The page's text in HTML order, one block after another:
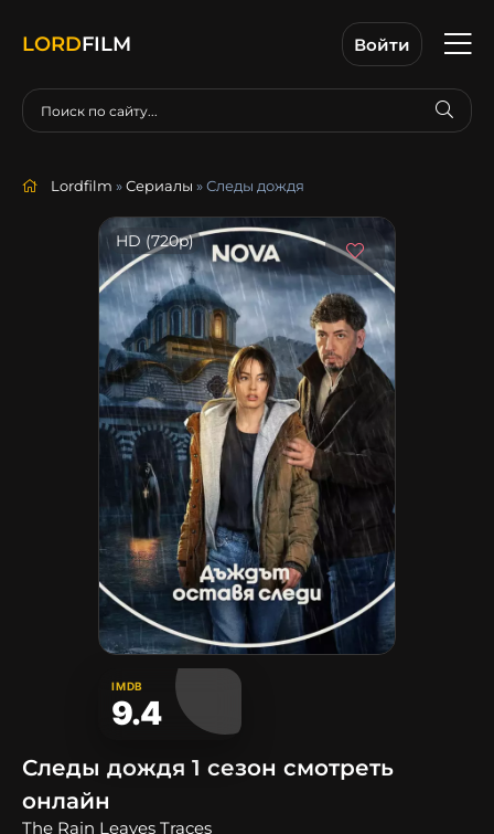
LORDFILM Войти
Lordfilm »Сериалы » Следы дождя
HD (720p)
IMDB
9.4
Следы дождя 1 сезон смотреть
онлайн
The Rain Leaves Traces